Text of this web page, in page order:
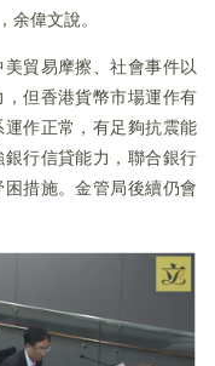
余偉文說。
貿易摩擦、社會事件以
但香港貨幣市場運作有
作正常，有足夠抗震能
行信貸能力，聯合銀行
措施。金管局後續仍會